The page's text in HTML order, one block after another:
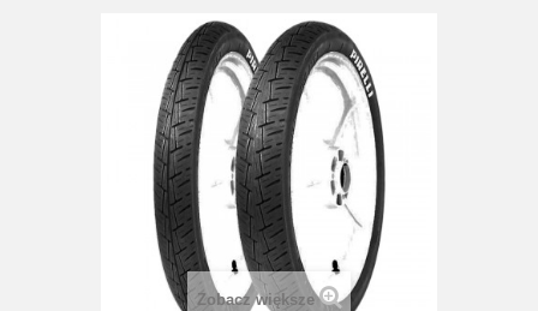
Zobacz większe